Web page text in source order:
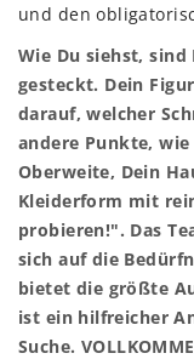
und den
Wie Du siehst,
gesteckt. Dein
darauf, welcher
andere Punkte,
Oberweite, Dein
Kleiderform mit
probieren!". Das
sich auf die
bietet die größte
ist ein hilfreicher
Suche.